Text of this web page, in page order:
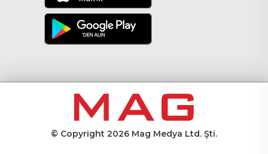
© Copyright 2026 Mag Medya Ltd. Şti.